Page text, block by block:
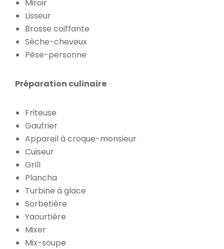
Miroir
Lisseur
Brosse coiffante
Sèche-cheveux
Pèse-personne
Préparation culinaire
Friteuse
Gaufrier
Appareil à croque-monsieur
Cuiseur
Grill
Plancha
Turbine à glace
Sorbetière
Yaourtière
Mixer
Mix-soupe